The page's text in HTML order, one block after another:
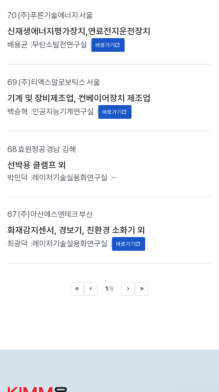
구
,
홈
페
지
보
제
공
70 (주)푸른기술에너지 서울
신재생에너지평가장치,연료전지운전장치
배용균 무탄소발전연구실 바로가기
69 (주)티엑스알로보틱스서울
기계 및 장비제조업, 컨베이어장치 제조업
백승혁 인공지능기계연구실 바로가기
68효원정공 경남 김해
선박용 클램프 외
박인덕 레이저기술실용화연구실 -
67 (주)아산에스앤테크부산
화재감지센서, 경보기, 친환경 소화기 외
최광덕 레이저기술실용화연구실 바로가기
처음으로이전페이지
1/8
>
마지막으로